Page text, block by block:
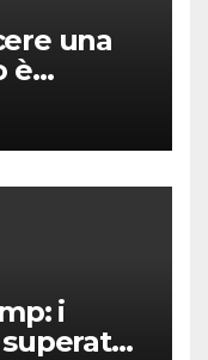
una
è
i
i